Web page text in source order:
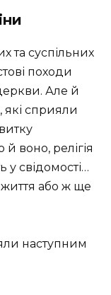
та суспільних
походи
Але й
які сприяли
воно, релігія
у свідомості…
або ж ще
наступним